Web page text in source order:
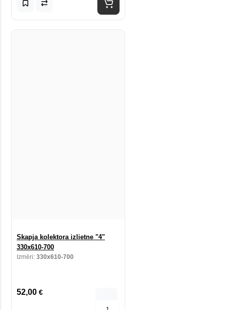
Skapja kolektora izlietne "4"
330x610-700
Izmēri: 330x610-700
52,00 €